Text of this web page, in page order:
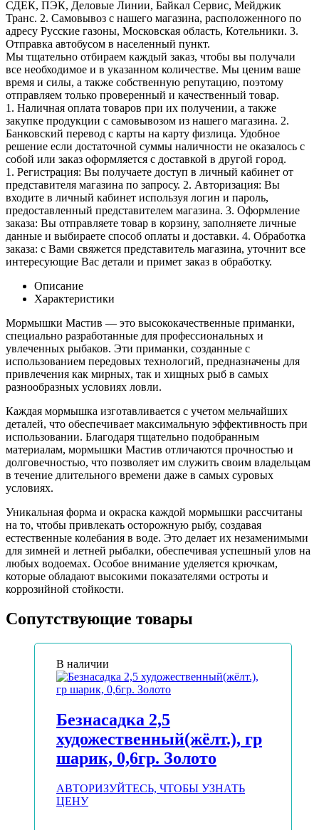
СДЕК, ПЭК, Деловые Линии, Байкал Сервис, Мейджик
Транс. 2. Самовывоз с нашего магазина, расположенного по
адресу Русские газоны, Московская область, Котельники. 3.
Отправка автобусом в населенный пункт.
Мы тщательно отбираем каждый заказ, чтобы вы получали
все необходимое и в указанном количестве. Мы ценим ваше
время и силы, а также собственную репутацию, поэтому
отправляем только проверенный и качественный товар.
1. Наличная оплата товаров при их получении, а также
закупке продукции с самовывозом из нашего магазина. 2.
Банковский перевод с карты на карту физлица. Удобное
решение если достаточной суммы наличности не оказалось с
собой или заказ оформляется с доставкой в другой город.
1. Регистрация: Вы получаете доступ в личный кабинет от
представителя магазина по запросу. 2. Авторизация: Вы
входите в личный кабинет используя логин и пароль,
предоставленный представителем магазина. 3. Оформление
заказа: Вы отправляете товар в корзину, заполняете личные
данные и выбираете способ оплаты и доставки. 4. Обработка
заказа: с Вами свяжется представитель магазина, уточнит все
интересующие Вас детали и примет заказ в обработку.
Описание
Характеристики
Мормышки Мастив — это высококачественные приманки,
специально разработанные для профессиональных и
увлеченных рыбаков. Эти приманки, созданные с
использованием передовых технологий, предназначены для
привлечения как мирных, так и хищных рыб в самых
разнообразных условиях ловли.
Каждая мормышка изготавливается с учетом мельчайших
деталей, что обеспечивает максимальную эффективность при
использовании. Благодаря тщательно подобранным
материалам, мормышки Мастив отличаются прочностью и
долговечностью, что позволяет им служить своим владельцам
в течение длительного времени даже в самых суровых
условиях.
Уникальная форма и окраска каждой мормышки рассчитаны
на то, чтобы привлекать осторожную рыбу, создавая
естественные колебания в воде. Это делает их незаменимыми
для зимней и летней рыбалки, обеспечивая успешный улов на
любых водоемах. Особое внимание уделяется крючкам,
которые обладают высокими показателями остроты и
коррозийной стойкости.
Сопутствующие товары
В наличии
Безнасадка 2,5
художественный(жёлт.), гр
шарик, 0,6гр. Золото
АВТОРИЗУЙТЕСЬ, ЧТОБЫ УЗНАТЬ
ЦЕНУ